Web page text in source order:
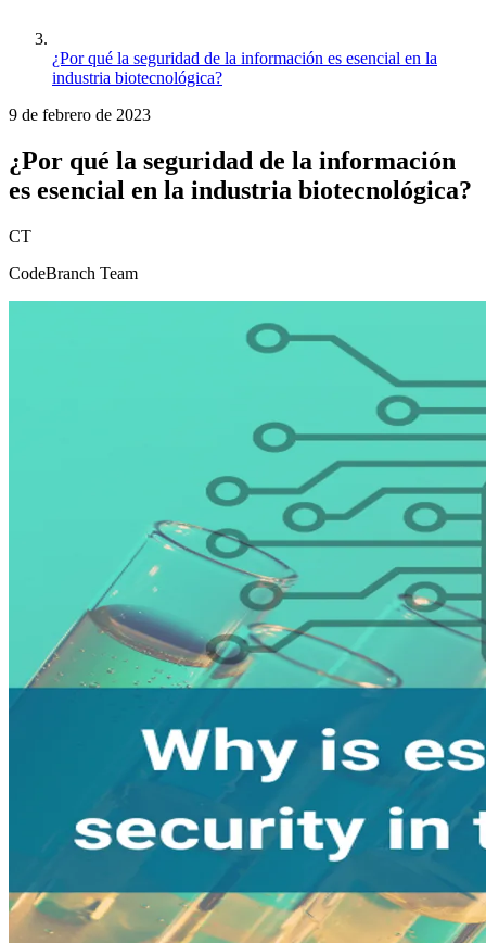
¿Por qué la seguridad de la información es esencial en la
industria biotecnológica?
9 de febrero de 2023
¿Por qué la seguridad de la información
es esencial en la industria biotecnológica?
CT
CodeBranch Team